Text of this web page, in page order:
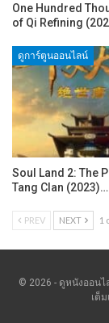
One Hundred
of Qi Refining
ดูการ์ตูนออนไลน์
Soul Land 2: The
Tang Clan (2023)…
PREV NEXT 1
© 2026 - ดูหนังออนไ
เต็